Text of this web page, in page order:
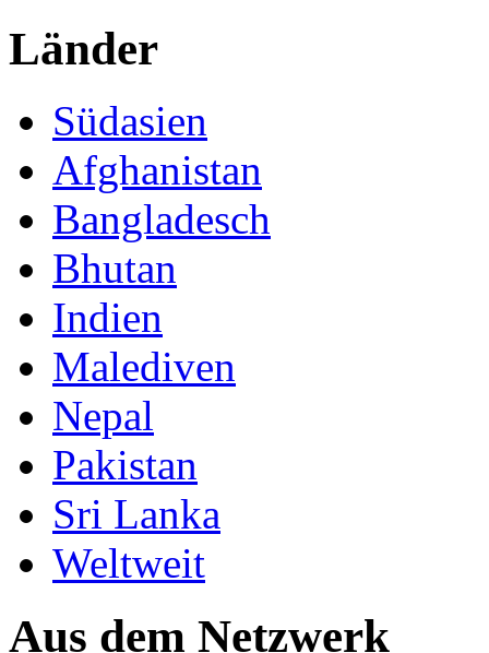
Länder
Südasien
Afghanistan
Bangladesch
Bhutan
Indien
Malediven
Nepal
Pakistan
Sri Lanka
Weltweit
Aus dem Netzwerk